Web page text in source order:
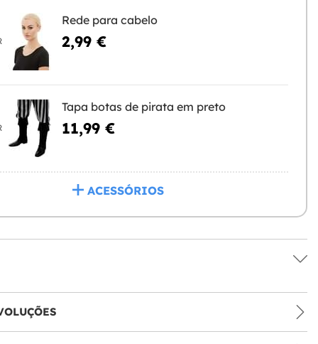
Rede para cabelo
2,99 €
Tapa botas de pirata em preto
11,99 €
ACESSÓRIOS